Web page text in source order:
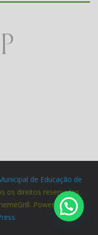
de Educação de
os direitos reservados.
Powered by
.